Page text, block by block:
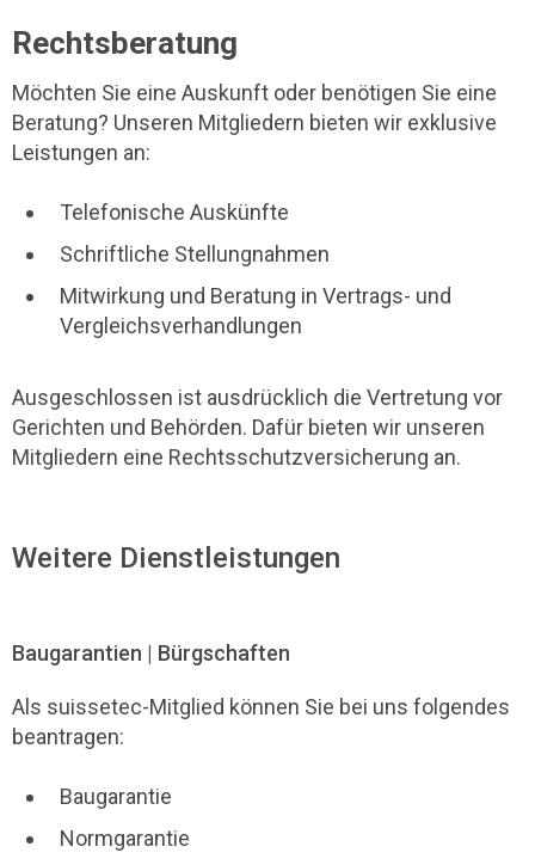
Rechtsberatung
Möchten Sie eine Auskunft oder benötigen Sie eine
Beratung? Unseren Mitgliedern bieten wir exklusive
Leistungen an:
Telefonische Auskünfte
Schriftliche Stellungnahmen
Mitwirkung und Beratung in Vertrags- und
Vergleichsverhandlungen
Ausgeschlossen ist ausdrücklich die Vertretung vor
Gerichten und Behörden. Dafür bieten wir unseren
Mitgliedern eine Rechtsschutzversicherung an.
Weitere Dienstleistungen
Baugarantien | Bürgschaften
Als suissetec-Mitglied können Sie bei uns folgendes
beantragen:
Baugarantie
Normgarantie